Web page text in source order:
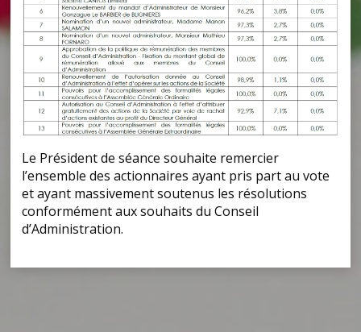
Le Président de séance souhaite remercier
l’ensemble des actionnaires ayant pris part au vote
et ayant massivement soutenus les résolutions
conformément aux souhaits du Conseil
d’Administration.